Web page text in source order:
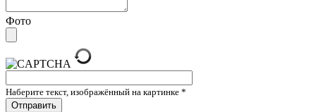
Фото
Наберите текст, изображённый на картинке *